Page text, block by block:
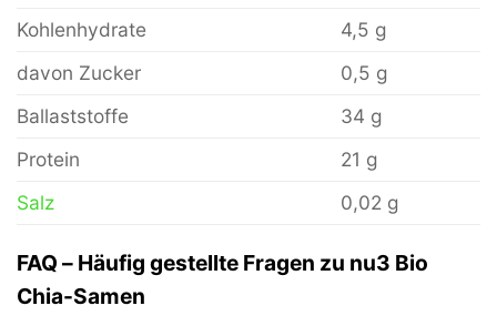
Kohlenhydrate
4,5 g
davon Zucker
0,5 g
Ballaststoffe
34 g
Protein
21 g
Salz
0,02 g
FAQ – Häufig gestellte Fragen zu nu3 Bio
Chia-Samen